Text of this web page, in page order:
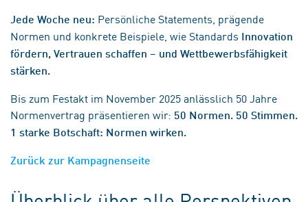
Jede Woche neu: Persönliche Statements, prägende
Normen und konkrete Beispiele, wie Standards Innovation
fördern, Vertrauen schaffen – und Wettbewerbsfähigkeit
stärken.
Bis zum Festakt im November 2025 anlässlich 50 Jahre
Normenvertrag präsentieren wir: 50 Normen. 50 Stimmen.
1 starke Botschaft: Normen wirken.
Zurück zur Kampagnenseite